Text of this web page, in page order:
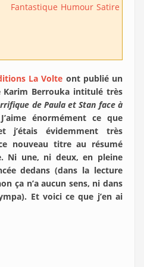
Fantastique Humour Satire
La Volte ont publié un
Berrouka intitulé très
de Paula et Stan face à
énormément ce que
j’étais évidemment très
nouveau titre au résumé
Ni une, ni deux, en pleine
dedans (dans la lecture
ça n’a aucun sens, ni dans
Et voici ce que j’en ai